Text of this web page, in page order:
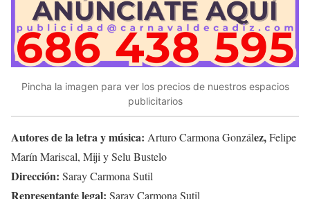
Pincha la imagen para ver los precios de nuestros espacios
publicitarios
Autores de la letra y música: Arturo Carmona González,Felipe
Marín Mariscal, Miji y Selu Bustelo
Dirección: Saray Carmona Sutil
Representante legal: Saray Carmona Sutil